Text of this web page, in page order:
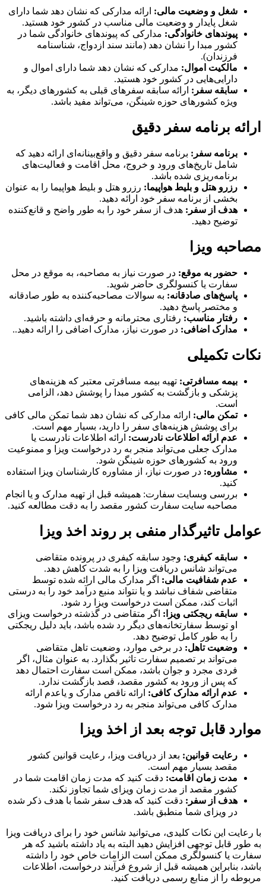
شغل و وضعیت مالی: ارائه مدارکی که نشان دهد شما دارای
شغل پایدار و وضعیت مالی مناسب در کشور خود هستید.
پیوندهای خانوادگی: مدارکی که پیوندهای خانوادگی شما در
کشور مبدا را نشان دهد (مانند سند ازدواج، شناسنامه
فرزندان).
مالکیت اموال: مدارکی که نشان دهد شما دارای اموال و
دارایی‌هایی در کشور خود هستید.
سابقه سفر: ارائه سابقه سفرهای قبلی به کشورهای دیگر، به
ویژه کشورهای حوزه شینگن، می‌تواند مفید باشد.
ارائه برنامه سفر دقیق
برنامه سفر: برنامه سفر دقیق و واقع‌بینانه‌ای ارائه دهید که
شامل تاریخ‌های ورود و خروج، محل اقامت و فعالیت‌های
برنامه‌ریزی شده باشد.
رزرو هتل و بلیط هواپیما: رزرو هتل و بلیط هواپیما را به عنوان
بخشی از برنامه سفر خود ارائه دهید.
هدف از سفر: هدف از سفر خود را به طور واضح و قانع‌کننده
توضیح دهید.
مصاحبه ویزا
حضور به موقع: در صورت نیاز به مصاحبه، به موقع در محل
سفارت یا کنسولگری حاضر شوید.
پاسخ‌های صادقانه: به سوالات مصاحبه‌کننده به طور صادقانه
و مختصر پاسخ دهید.
رفتار مناسب: رفتاری محترمانه و حرفه‌ای داشته باشید.
مدارک اضافی: در صورت نیاز، مدارک اضافی را ارائه دهید..
نکات تکمیلی
بیمه مسافرتی: تهیه بیمه مسافرتی معتبر که هزینه‌های
پزشکی و بازگشت به کشور مبدا را پوشش دهد، الزامی
است.
تمکن مالی: ارائه مدارکی که نشان دهد شما تمکن مالی کافی
برای پوشش هزینه‌های سفر را دارید، بسیار مهم است.
عدم ارائه اطلاعات نادرست: ارائه اطلاعات نادرست یا
مدارک جعلی می‌تواند منجر به رد درخواست ویزا و ممنوعیت
ورود به کشورهای حوزه شینگن شود.
مشاوره: در صورت نیاز، از مشاوره کارشناسان ویزا استفاده
کنید.
بررسی وبسایت سفارت: همیشه قبل از تهیه مدارک و یا انجام
مصاحبه سایت سفارت کشور مقصد را به دقت مطالعه کنید.
عوامل تاثیرگذار منفی بر روند اخذ ویزا
سابقه کیفری: وجود سابقه کیفری در پرونده متقاضی
می‌تواند شانس دریافت ویزا را به شدت کاهش دهد.
عدم شفافیت مالی: اگر مدارک مالی ارائه شده توسط
متقاضی شفاف نباشد و یا نتواند منبع درآمد خود را به درستی
اثبات کند، ممکن است درخواست ویزا رد شود.
سابقه ریجکتی ویزا: اگر متقاضی در گذشته درخواست ویزای
او توسط سفارتخانه‌های دیگر رد شده باشد، باید دلیل ریجکتی
را به طور کامل توضیح دهد.
وضعیت تاهل: در برخی موارد، وضعیت تاهل متقاضی
می‌تواند بر تصمیم سفارت تاثیر بگذارد. به عنوان مثال، اگر
فردی مجرد و جوان باشد، ممکن است سفارت احتمال دهد
که پس از ورود به کشور مقصد، قصد بازگشت ندارد.
عدم ارائه مدارک کافی: ارائه ناقص مدارک و یاعدم ارائه
مدارک کافی می‌تواند منجر به رد درخواست ویزا شود.
موارد قابل توجه بعد از اخذ ویزا
رعایت قوانین: بعد از دریافت ویزا، رعایت قوانین کشور
مقصد بسیار مهم است.
مدت زمان اقامت: دقت کنید که مدت زمان اقامت شما در
کشور مقصد از مدت زمان ویزای شما تجاوز نکند.
هدف از سفر: دقت کنید که هدف سفر شما با هدف ذکر شده
در ویزای شما منطبق باشد.
با رعایت این نکات کلیدی، می‌توانید شانس خود را برای دریافت ویزا
به طور قابل توجهی افزایش دهید البته به یاد داشته باشید که هر
سفارت یا کنسولگری ممکن است الزامات خاص خود را داشته
باشد، بنابراین همیشه قبل از شروع فرآیند درخواست، اطلاعات
مربوطه را از منابع رسمی دریافت کنید.